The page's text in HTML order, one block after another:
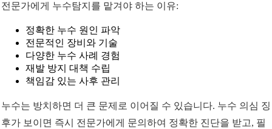
전문가에게 누수탐지를 맡겨야 하는 이유:
정확한 누수 원인 파악
전문적인 장비와 기술
다양한 누수 사례 경험
재발 방지 대책 수립
책임감 있는 사후 관리
누수는 방치하면 더 큰 문제로 이어질 수 있습니다. 누수 의심 징
후가 보이면 즉시 전문가에게 문의하여 정확한 진단을 받고, 필